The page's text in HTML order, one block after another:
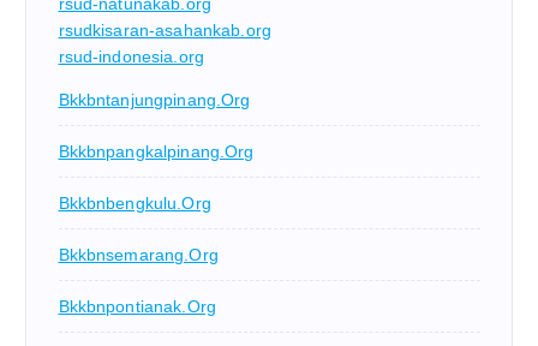
rsudkisaran-asahankab.org
rsud-indonesia.org
Bkkbntanjungpinang.org
Bkkbnpangkalpinang.org
Bkkbnbengkulu.org
Bkkbnsemarang.org
Bkkbnpontianak.org